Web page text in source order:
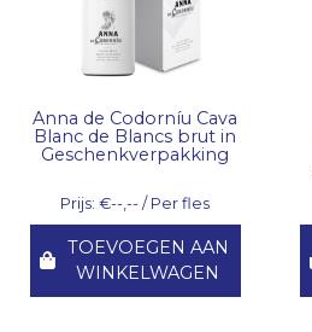
Anna de Codorníu Cava
Blanc de Blancs brut in
Geschenkverpakking
Prijs: €--,-- / Per fles
TOEVOEGEN AAN
WINKELWAGEN